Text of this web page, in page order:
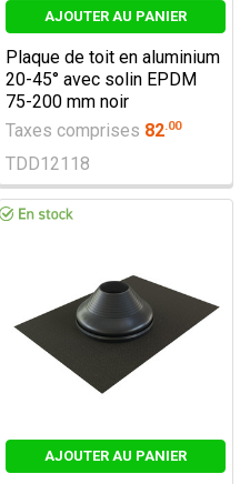
AJOUTER AU PANIER
Plaque de toit en aluminium
20-45° avec solin EPDM
75-200 mm noir
Taxes comprises 82.00
TDD12118
AJOUTER AU PANIER